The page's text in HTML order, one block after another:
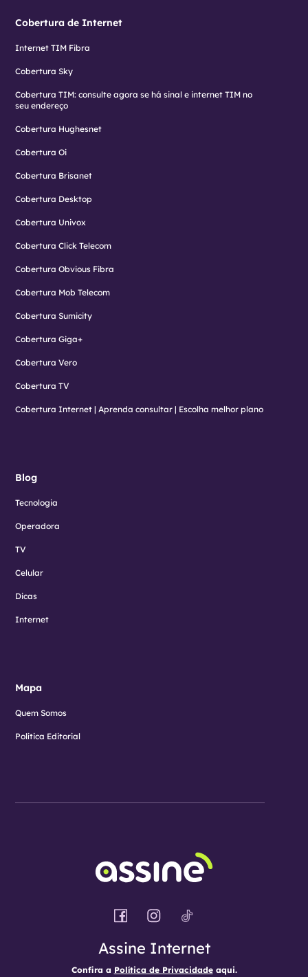
Cobertura de Internet
Internet TIM Fibra
Cobertura Sky
Cobertura TIM: consulte agora se há sinal e internet TIM no
seu endereço
Cobertura Hughesnet
Cobertura Oi
Cobertura Brisanet
Cobertura Desktop
Cobertura Univox
Cobertura Click Telecom
Cobertura Obvious Fibra
Cobertura Mob Telecom
Cobertura Sumicity
Cobertura Giga+
Cobertura Vero
Cobertura TV
Cobertura Internet | Aprenda consultar | Escolha melhor plano
Blog
Tecnologia
Operadora
TV
Celular
Dicas
Internet
Mapa
Quem Somos
Política Editorial
Assine Internet
Confira a Política de Privacidadeaqui.